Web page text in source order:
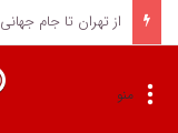
از تهران تا جام
منو